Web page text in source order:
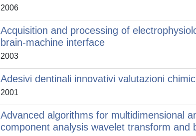
2006
Acquisition and processing of
brain-machine interface
2003
Adesivi dentinali innovativi valutazioni
2001
Advanced algorithms for multidimensional
component analysis wavelet transform and